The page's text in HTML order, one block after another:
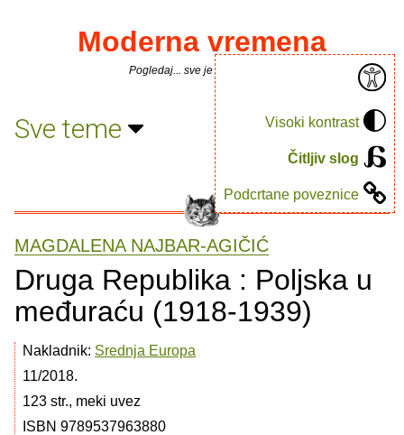
Visoki kontrast
Čitljiv slog
Podcrtane poveznice
Moderna vremena
Pogledaj... sve je puno knjiga.
Sve teme
MAGDALENA NAJBAR-AGIČIĆ
Druga Republika : Poljska u
međuraću (1918-1939)
Nakladnik: Srednja Europa
11/2018.
123 str., meki uvez
ISBN 9789537963880